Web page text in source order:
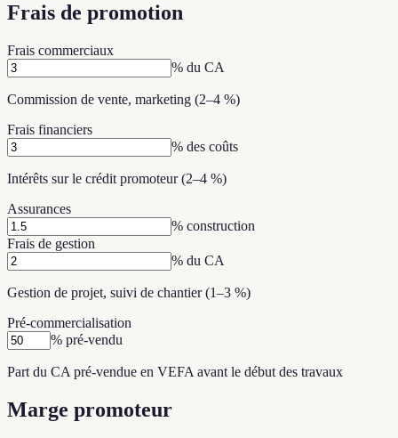
Frais de promotion
Frais commerciaux
% du CA
Commission de vente, marketing (2–4 %)
Frais financiers
% des coûts
Intérêts sur le crédit promoteur (2–4 %)
Assurances
% construction
Frais de gestion
% du CA
Gestion de projet, suivi de chantier (1–3 %)
Pré-commercialisation
% pré-vendu
Part du CA pré-vendue en VEFA avant le début des travaux
Marge promoteur